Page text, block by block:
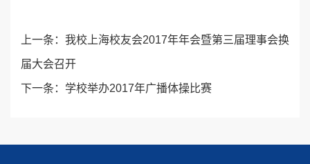
上一条： 我校上海校友会2017年年会暨第三届理事会换
届大会召开
下一条： 学校举办2017年广播体操比赛